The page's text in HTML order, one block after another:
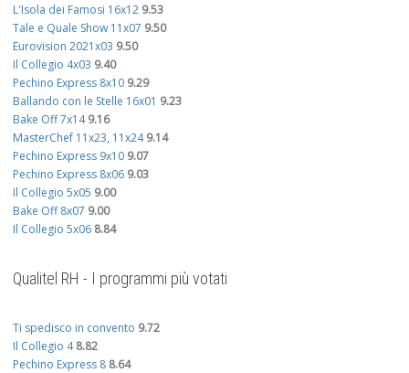
L'Isola dei Famosi 16x12 9.53
Tale e Quale Show 11x07 9.50
Eurovision 2021x03 9.50
Il Collegio 4x03 9.40
Pechino Express 8x10 9.29
Ballando con le Stelle 16x01 9.23
Bake Off 7x14 9.16
MasterChef 11x23, 11x24 9.14
Pechino Express 9x10 9.07
Pechino Express 8x06 9.03
Il Collegio 5x05 9.00
Bake Off 8x07 9.00
Il Collegio 5x06 8.84
Qualitel RH - I programmi più votati
Ti spedisco in convento 9.72
Il Collegio 4 8.82
Pechino Express 8 8.64